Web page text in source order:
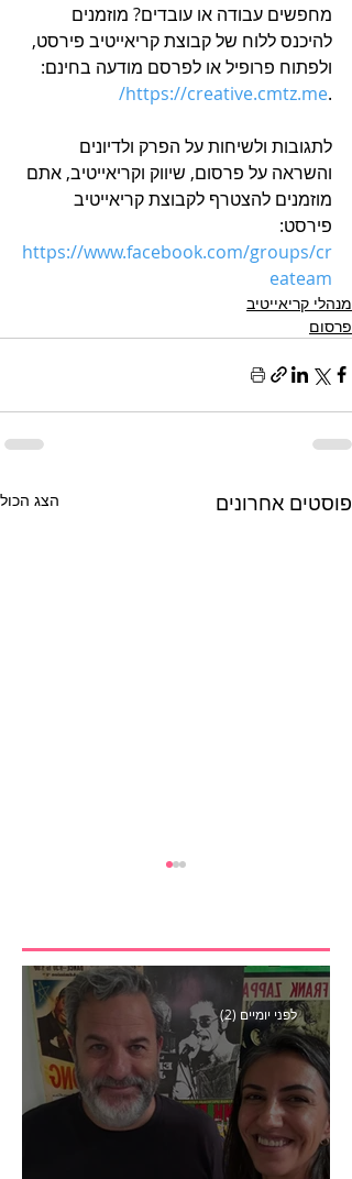
מחפשים עבודה או עובדים? מוזמנים
להיכנס ללוח של קבוצת קריאייטיב פירסט,
ולפתוח פרופיל או לפרסם מודעה בחינם:
.
https://creative.cmtz.me/
לתגובות ולשיחות על הפרק ולדיונים
והשראה על פרסום, שיווק וקריאייטיב, אתם
מוזמנים להצטרף לקבוצת קריאייטיב
פירסט:
https://www.facebook.com/groups/cr
eateam
מנהלי קריאייטיב
פרסום
פוסטים אחרונים הצג הכול
ספיישל סיכום פסטיבל
קאן- פרק 441 עם קובי כהן
סמנכ״ל קריאייטיב באדלר
חומסקי
לפני יומיים (2)